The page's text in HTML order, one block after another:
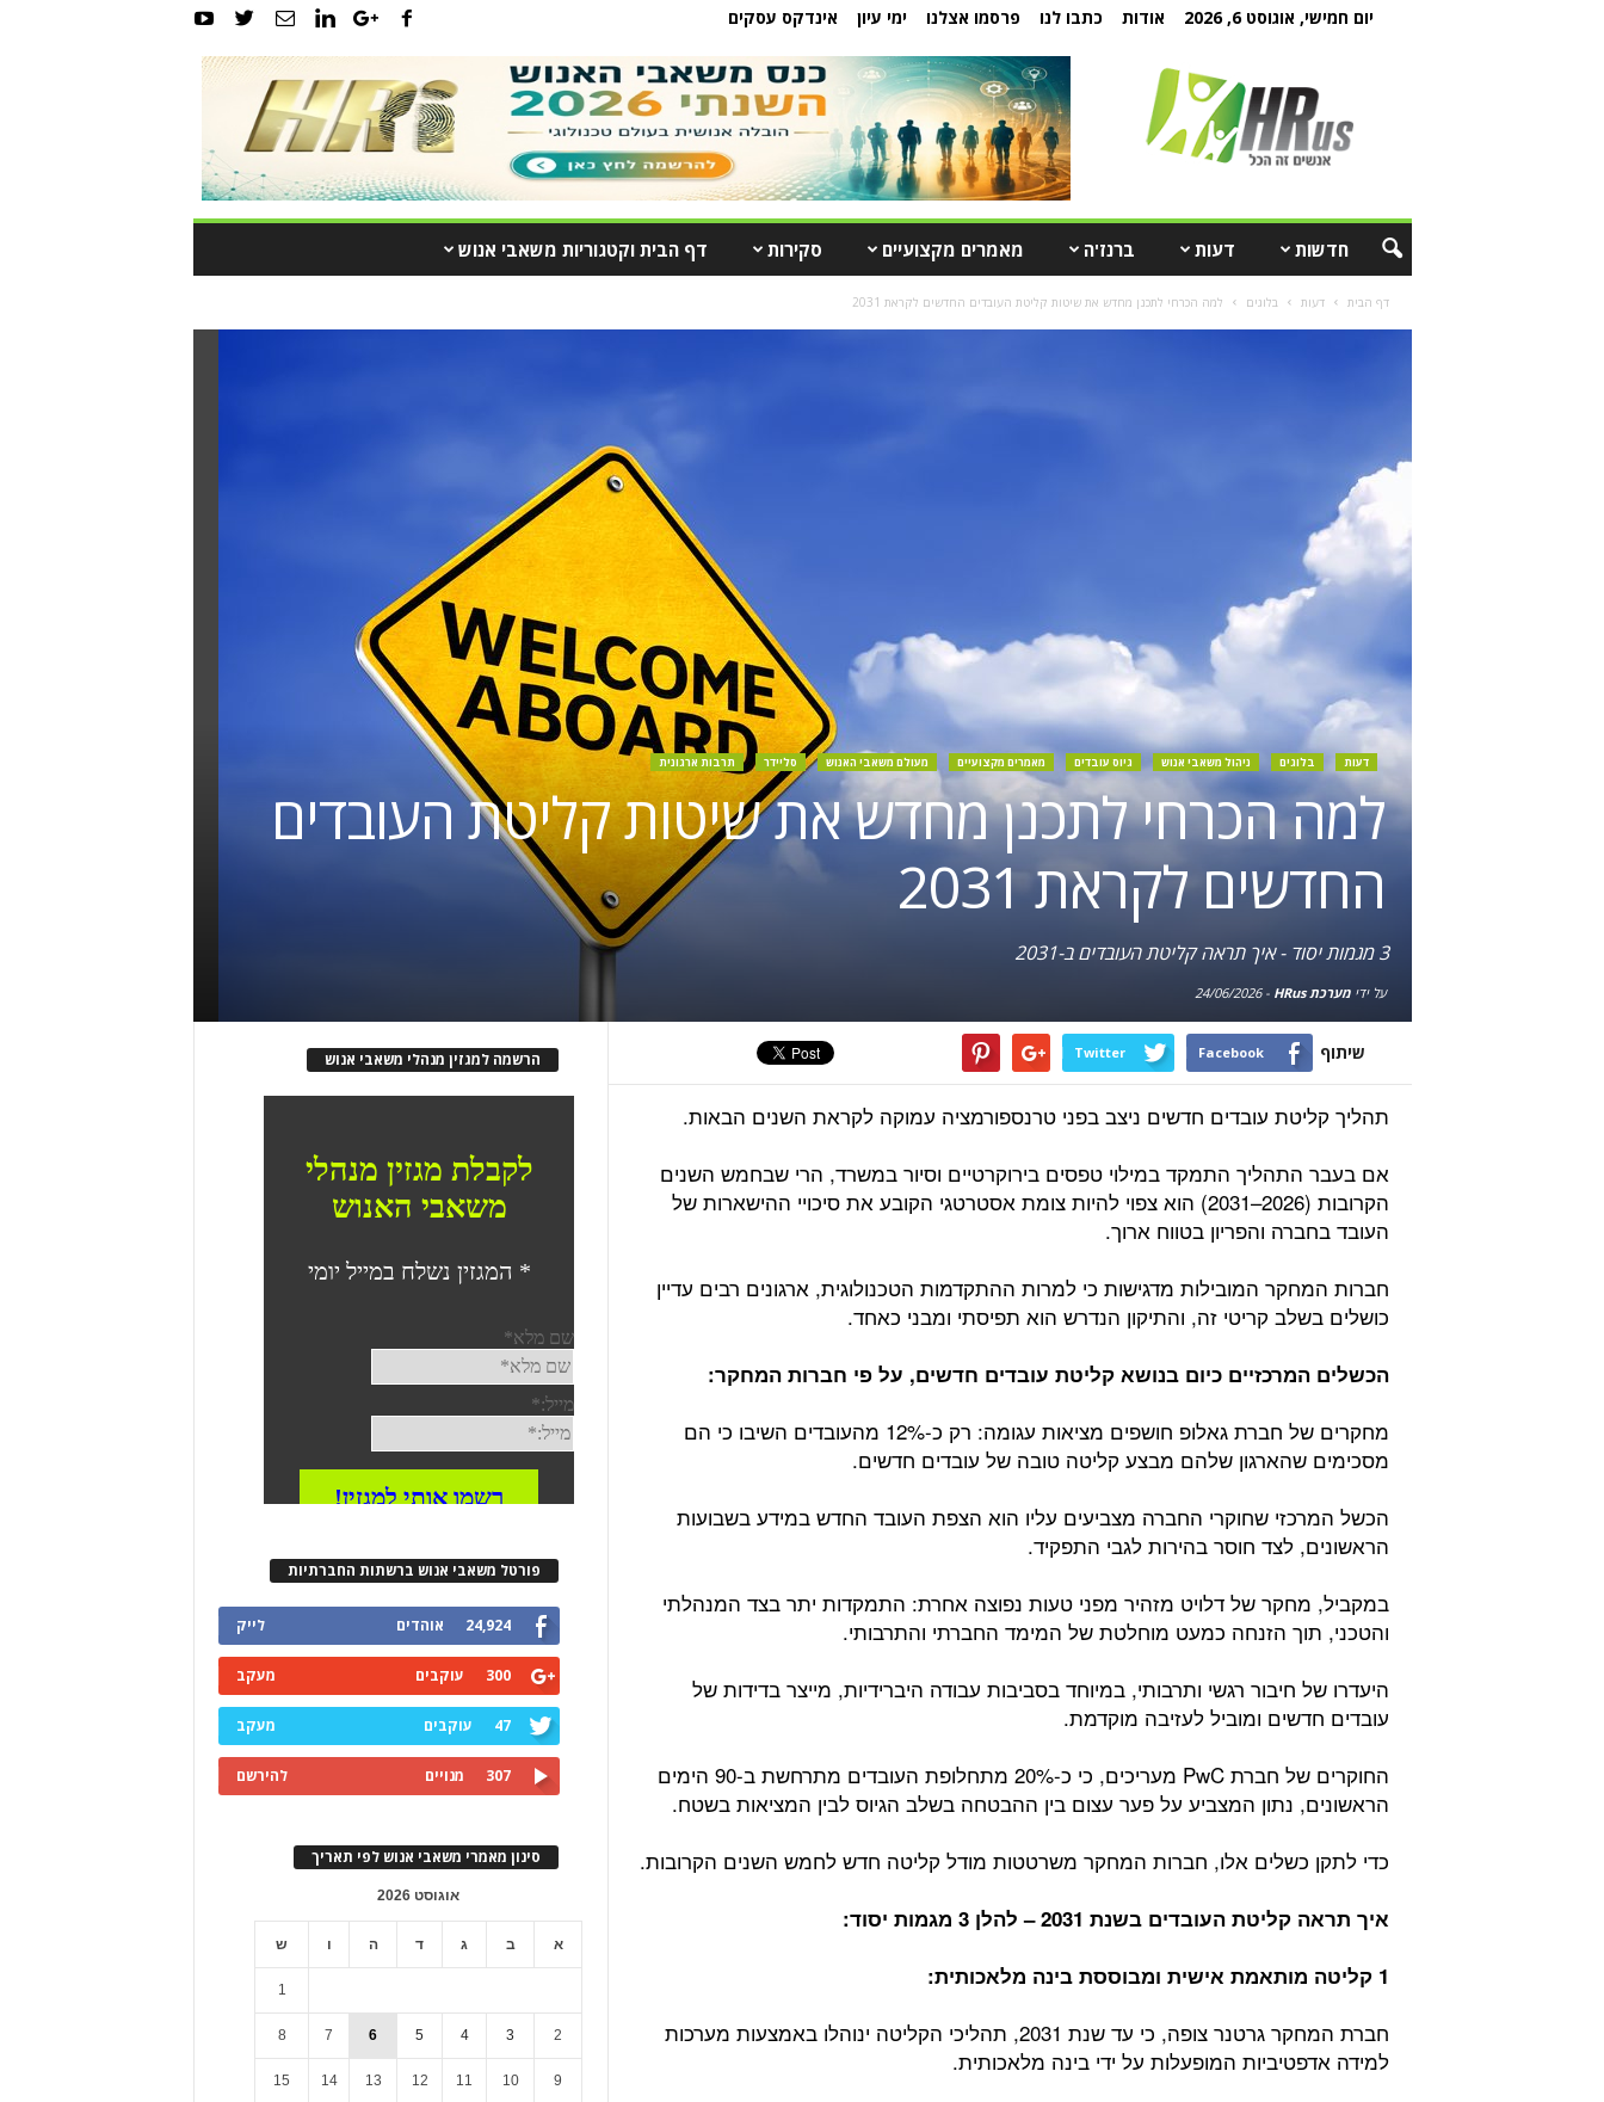
יום חמישי, אוגוסט 6, 2026 אודות כתבו לנו פרסמו אצלנו ימי עיון אינדקס עסקים
חדשות דעות ברנז'ה מאמרים מקצועיים סקירות דף הבית וקטגוריות משאבי אנוש
דף הבית דעות בלוגים למה הכרחי לתכנן מחדש את שיטות קליטת העובדים החדשים לקראת 2031
דעות בלוגים ניהול משאבי אנוש גיוס עובדים מאמרים מקצועיים מעולם משאבי האנוש סליידר תרבות ארגונית
למה הכרחי לתכנן מחדש את שיטות קליטת העובדים
החדשים לקראת 2031
3 מגמות יסוד - איך תראה קליטת העובדים ב-2031
על ידימערכת HRus -
24/06/2026
שיתוף Facebook
Twitter
תהליך קליטת עובדים חדשים ניצב בפני טרנספורמציה עמוקה לקראת השנים הבאות.
אם בעבר התהליך התמקד במילוי טפסים בירוקרטיים וסיור במשרד, הרי שבחמש השנים
הקרובות (2026–2031) הוא צפוי להיות צומת אסטרטגי הקובע את סיכויי ההישארות של
העובד בחברה והפריון בטווח ארוך.
חברות המחקר המובילות מדגישות כי למרות ההתקדמות הטכנולוגית, ארגונים רבים עדיין
כושלים בשלב קריטי זה, והתיקון הנדרש הוא תפיסתי ומבני כאחד.
הכשלים המרכזיים כיום בנושא קליטת עובדים חדשים, על פי חברות המחקר:
מחקרים של חברת גאלופ חושפים מציאות עגומה: רק כ-12% מהעובדים השיבו כי הם
מסכימים שהארגון שלהם מבצע קליטה טובה של עובדים חדשים.
הכשל המרכזי שחוקרי החברה מצביעים עליו הוא הצפת העובד החדש במידע בשבועות
הראשונים, לצד חוסר בהירות לגבי התפקיד.
במקביל, מחקר של דלויט מזהיר מפני טעות נפוצה אחרת: התמקדות יתר בצד המנהלתי
והטכני, תוך הזנחה כמעט מוחלטת של המימד החברתי והתרבותי.
היעדרו של חיבור רגשי ותרבותי, במיוחד בסביבות עבודה היברידיות, מייצר בדידות של
עובדים חדשים ומוביל לעזיבה מוקדמת.
החוקרים של חברת PwC מעריכים, כי כ-20% מתחלופת העובדים מתרחשת ב-90 הימים
הראשונים, נתון המצביע על פער עצום בין ההבטחה בשלב הגיוס לבין המציאות בשטח.
כדי לתקן כשלים אלו, חברות המחקר משרטטות מודל קליטה חדש לחמש השנים הקרובות.
איך תראה קליטת העובדים בשנת 2031 – להלן 3 מגמות יסוד:
1 קליטה מותאמת אישית ומבוססת בינה מלאכותית:
חברת המחקר גרטנר צופה, כי עד שנת 2031, תהליכי הקליטה ינוהלו באמצעות מערכות
למידה אדפטיביות המופעלות על ידי בינה מלאכותית.
הרשמה למגזין מנהלי משאבי אנוש
פורטל משאבי אנוש ברשתות החברתיות
24,924 אוהדים לייק
300 עוקבים מעקב
47 עוקבים מעקב
307 מנויים להירשם
סינון מאמרי משאבי אנוש לפי תאריך
אוגוסט 2026
א ב ג ד ה ו ש
1
2
3
4
5
6
7
8
9
10
11
12
13
14
15